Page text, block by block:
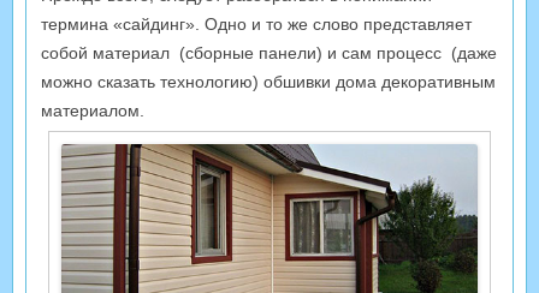
термина «сайдинг». Одно и то же слово представляет
собой материал (сборные панели) и сам процесс (даже
можно сказать технологию) обшивки дома декоративным
материалом.